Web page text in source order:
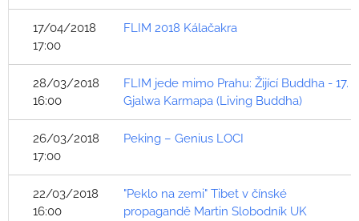
17/04/2018
17:00
FLIM 2018 Kálačakra
28/03/2018
16:00
FLIM jede mimo Prahu: Žijící Buddha - 17.
Gjalwa Karmapa (Living Buddha)
26/03/2018
17:00
Peking – Genius LOCI
22/03/2018
16:00
"Peklo na zemi" Tibet v čínské
propagandě Martin Slobodník UK